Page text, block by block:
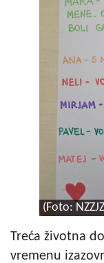
(Foto:
Treća životna
vremenu